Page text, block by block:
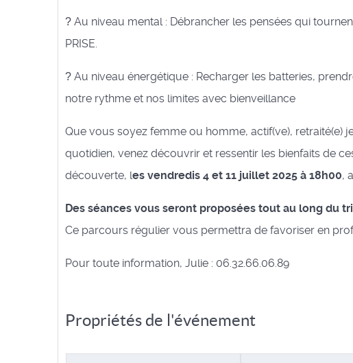
? Au niveau mental : Débrancher les pensées qui
PRISE.
? Au niveau énergétique : Recharger les batteries,
notre rythme et nos limites avec bienveillance
Que vous soyez femme ou homme, actif(ve),
quotidien, venez découvrir et ressentir les bienfaits de
découverte, les vendredis 4 et 11 juillet 2025 à 18h00,
Des séances vous seront proposées tout au long du
Ce parcours régulier vous permettra de favoriser en
Pour toute information, Julie : 06.32.66.06.89
Propriétés de l'événement